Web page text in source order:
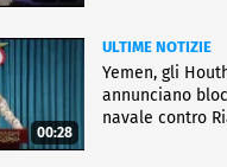
00:28
ULTIME NOTIZIE
Yemen, gli
annunciano
navale contro